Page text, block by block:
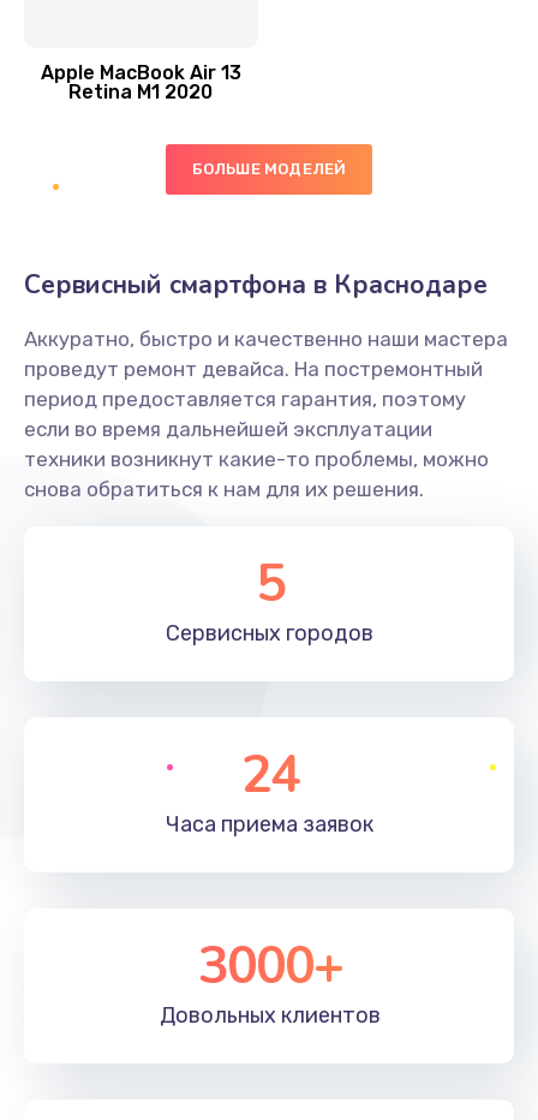
Ремонт гироскопа
750 руб.
Ремонт микрофона
450 руб.
Заказать
Ремонт GPS-модуля
650 руб.
Ремонт динамика
Заказать
Программный ремонт
450 руб.
Заказать
450 руб.
Заказать
Apple MacBook Air 13
Retina M1 2020
БОЛЬШЕ МОДЕЛЕЙ
Сервисный смартфона в Краснодаре
Аккуратно, быстро и качественно наши мастера
проведут ремонт девайса. На постремонтный
период предоставляется гарантия, поэтому
если во время дальнейшей эксплуатации
техники возникнут какие-то проблемы, можно
снова обратиться к нам для их решения.
5
Сервисных городов
24
Часа приема заявок
3000+
Довольных клиентов